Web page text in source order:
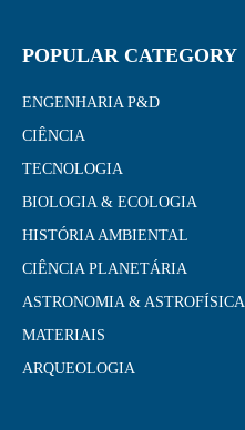
POPULAR CATEGORY
ENGENHARIA P&D
CIÊNCIA
TECNOLOGIA
BIOLOGIA & ECOLOGIA
HISTÓRIA AMBIENTAL
CIÊNCIA PLANETÁRIA
ASTRONOMIA & ASTROFÍSICA
MATERIAIS
ARQUEOLOGIA